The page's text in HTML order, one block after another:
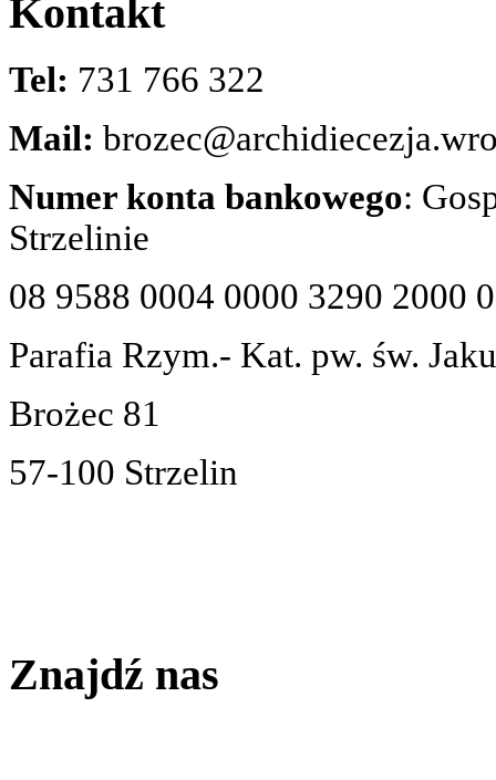
Kontakt
Tel: 731 766 322
Mail:
Numer konta bankowego:
Strzelinie
08 9588 0004 0000 3290 2000
Parafia Rzym.- Kat. pw. św.
Brożec 81
57-100 Strzelin
Znajdź nas